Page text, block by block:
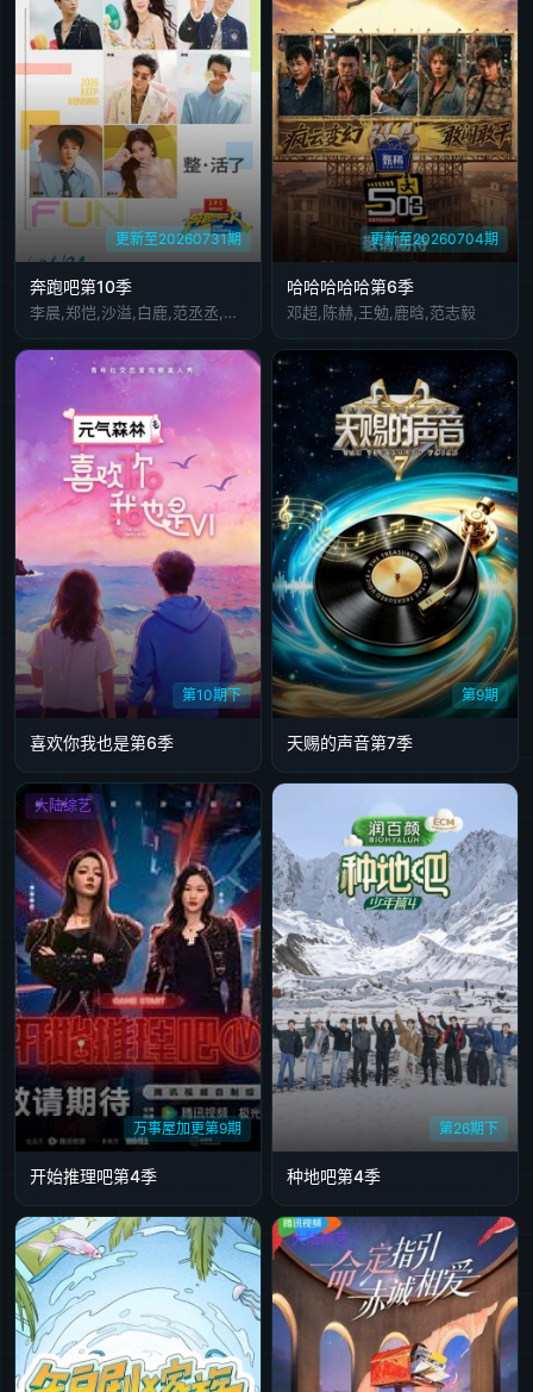
更新至20260731期
奔跑吧第10季
李晨,郑恺,沙溢,白鹿,范丞丞,张真源,孟子义,李昀锐
更新至20260704期
哈哈哈哈哈第6季
邓超,陈赫,王勉,鹿晗,范志毅
第10期下
喜欢你我也是第6季
第9期
天赐的声音第7季
大陆综艺
万事屋加更第9期
开始推理吧第4季
第26期下
种地吧第4季
大陆综艺